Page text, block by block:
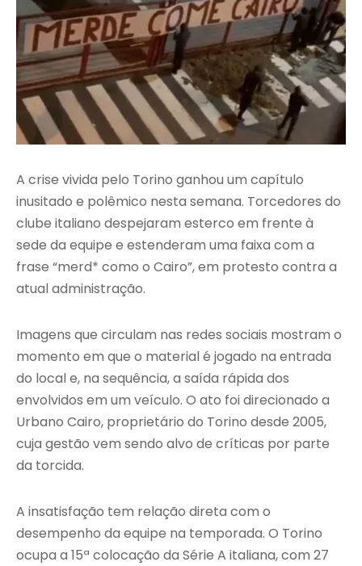
A crise vivida pelo Torino ganhou um capítulo
inusitado e polêmico nesta semana. Torcedores do
clube italiano despejaram esterco em frente à
sede da equipe e estenderam uma faixa com a
frase “merd* como o Cairo”, em protesto contra a
atual administração.
Imagens que circulam nas redes sociais mostram o
momento em que o material é jogado na entrada
do local e, na sequência, a saída rápida dos
envolvidos em um veículo. O ato foi direcionado a
Urbano Cairo, proprietário do Torino desde 2005,
cuja gestão vem sendo alvo de críticas por parte
da torcida.
A insatisfação tem relação direta com o
desempenho da equipe na temporada. O Torino
ocupa a 15ª colocação da Série A italiana, com 27